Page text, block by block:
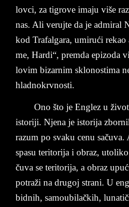
lov­ci, za ti­gro­ve ima­ju više
nas. Ali ve­ruj­te da je ad­mi­ral
kod Tra­falgara, umi­rući
me, Hardi“, premda epi­zo­da
lo­vim bi­za­rnim sklo­no­sti­ma
hlad­no­krv­no­sti.
Ono što je En­glez u
isto­ri­ji. Nje­na je isto­ri­ja
ra­zum po sva­ku cenu
spa­su te­ri­to­ri­ja i obraz,
čuva se te­ri­to­ri­ja, a obraz
po­traži na dru­goj stra­ni. U
bidnih, sa­mo­u­bi­lačkih,